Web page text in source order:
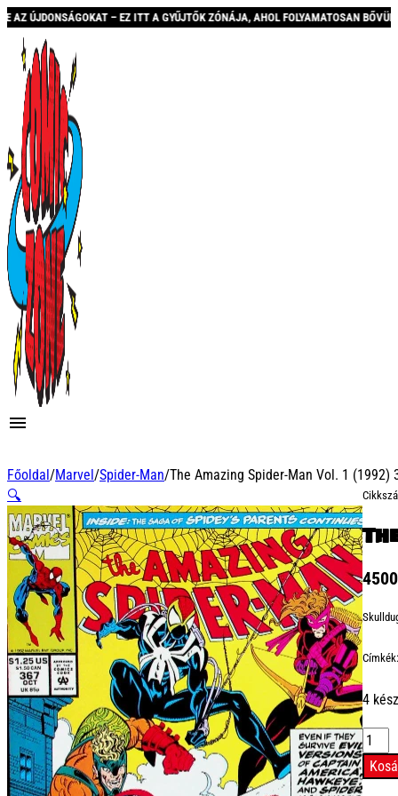
ITT A GYŰJTŐK ZÓNÁJA, AHOL FOLYAMATOSAN BŐVÜLŐ KÍNÁLATTAL ÉS
Főoldal/Marvel/Spider-Man/The Amazing Spider-Man Vol. 1 (1992)
🔍
4
The